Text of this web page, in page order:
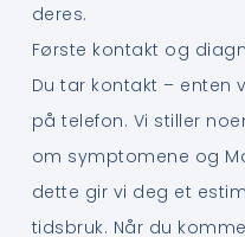
deres.
Første kontakt og
Du tar kontakt – enten
på telefon. Vi stiller
om symptomene og
dette gir vi deg et
tidsbruk. Når du